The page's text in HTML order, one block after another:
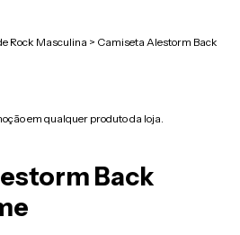
Rock Masculina > Camiseta Alestorm Back
em qualquer produto da loja.
Back